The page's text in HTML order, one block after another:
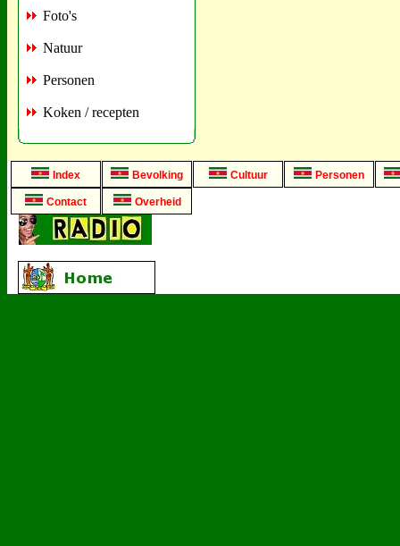
Foto's
Natuur
Personen
Koken / recepten
Index Bevolking Cultuur Personen
Contact Overheid